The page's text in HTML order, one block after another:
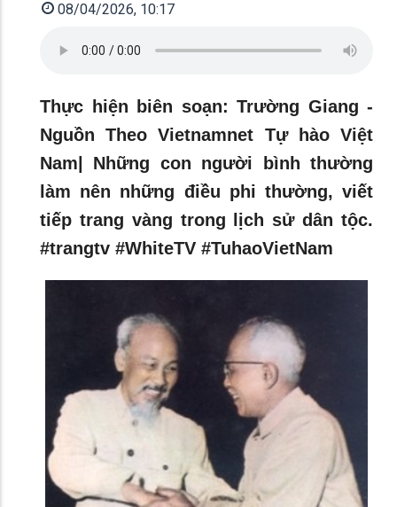
08/04/2026, 10:17
Thực hiện biên soạn: Trường Giang -
Nguồn Theo Vietnamnet Tự hào Việt
Nam| Những con người bình thường
làm nên những điều phi thường, viết
tiếp trang vàng trong lịch sử dân tộc.
#trangtv #WhiteTV #TuhaoVietNam